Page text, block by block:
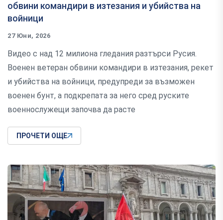
обвини командири в изтезания и убийства на
войници
27 Юни, 2026
Видео с над 12 милиона гледания разтърси Русия.
Военен ветеран обвини командири в изтезания, рекет
и убийства на войници, предупреди за възможен
военен бунт, а подкрепата за него сред руските
военнослужещи започва да расте
ПРОЧЕТИ ОЩЕ